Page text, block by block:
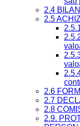
2.4
2.5
2.6
2.7
2.8
2.9.